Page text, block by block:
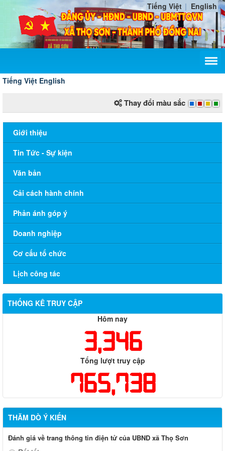
Tiếng Việt English
Tiếng Việt English
Thay đổi màu sắc
Giới thiệu
Tin Tức - Sự kiện
Văn bản
Cải cách hành chính
Phản ánh góp ý
Doanh nghiệp
Cơ cấu tổ chức
Lịch công tác
THỐNG KÊ TRUY CẬP
Hôm nay
3,346
Tổng lượt truy cập
765,738
THĂM DÒ Ý KIẾN
Đánh giá về trang thông tin điện tử của UBND xã Thọ Sơn